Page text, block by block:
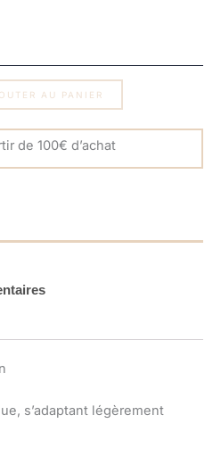
AU PANIER
de 100€ d’achat
s’adaptant légèrement